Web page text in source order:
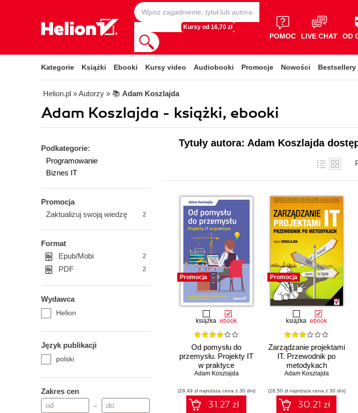
Kursy od 16,70 zł
POMOC LIVE CHAT OD
Kategorie Książki Ebooki Kursy video Audiobooki Promocje Nowości Bestsellery
Helion.pl » Autorzy » 📚 Adam Koszlajda
Adam Koszlajda - książki, ebooki
Podkategorie:
Programowanie
Biznes IT
Promocja
Zaktualizuj swoją wiedzę
2
Format
Epub/Mobi
2
PDF 2
Wydawca
Helion
Język publikacji
polski
Zakres cen
–
Tytuły autora: Adam Koszlajda
Promocja
książka ebook
Od pomysłu do
przemysłu. Projekty IT
w praktyce
Adam Koszlajda
(29,49 zł najniższa cena z 30 dni)
31.27 zł
Promocja
książka ebook
Zarządzanie projektami
IT. Przewodnik po
metodykach
Adam Koszlajda
(28,50 zł najniższa cena z 30 dni)
30.21 zł